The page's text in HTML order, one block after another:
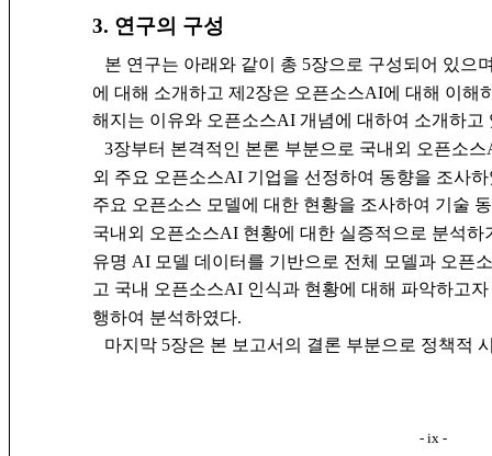
- ix -
3. 연구의 구성
본 연구는 아래와 같이 총 5장으로 구성되어 있으
에 대해 소개하고 제2장은 오픈소스AI에 대해 이해
해지는 이유와 오픈소스AI 개념에 대하여 소개하고
3장부터 본격적인 본론 부분으로 국내외 오픈소
외 주요 오픈소스AI 기업을 선정하여 동향을 조사
주요 오픈소스 모델에 대한 현황을 조사하여 기술
국내외 오픈소스AI 현황에 대한 실증적으로 분석
유명 AI 모델 데이터를 기반으로 전체 모델과 오픈
고 국내 오픈소스AI 인식과 현황에 대해 파악하고
행하여 분석하였다.
마지막 5장은 본 보고서의 결론 부분으로 정책적